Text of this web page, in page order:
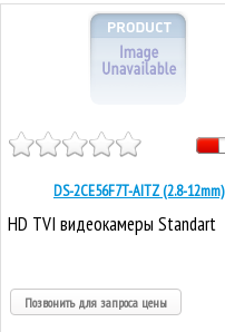
DS-2CE56F7T-AITZ (2.8-12mm)
HD TVI видеокамеры Standart
Позвонить для запроса цены